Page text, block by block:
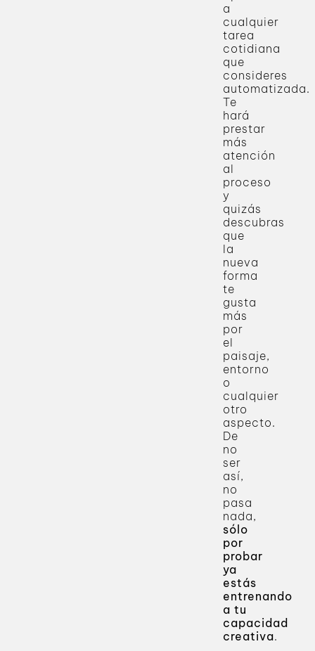
a
cualquier
tarea
cotidiana
que
consideres
automatizada.
Te
hará
prestar
más
atención
al
proceso
y
quizás
descubras
que
la
nueva
forma
te
gusta
más
por
el
paisaje,
entorno
o
cualquier
otro
aspecto.
De
no
ser
así,
no
pasa
nada,
sólo
por
probar
ya
estás
entrenando
a tu
capacidad
creativa.